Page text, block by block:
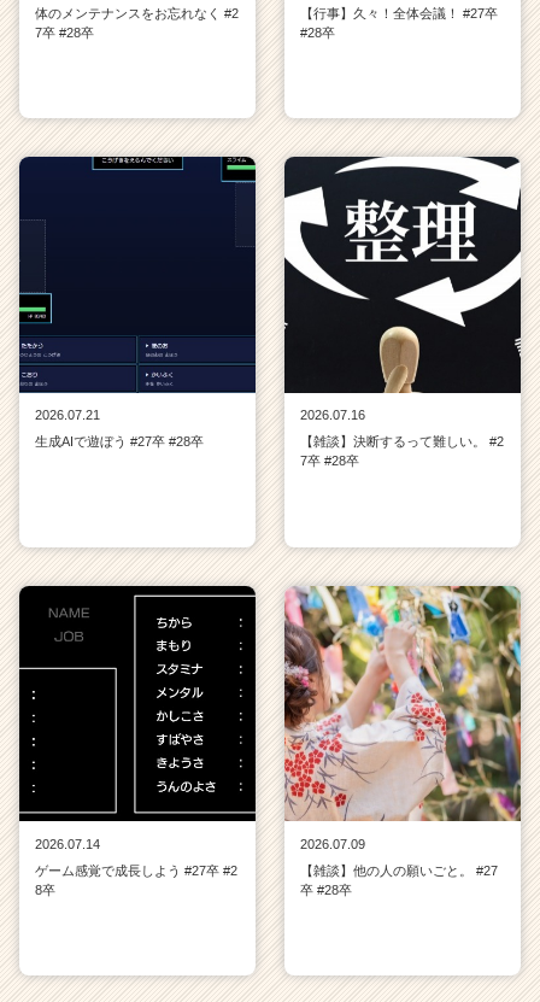
体のメンテナンスをお忘れなく #2
7卒 #28卒
【行事】久々！全体会議！ #27卒
#28卒
2026.07.21
生成AIで遊ぼう #27卒 #28卒
2026.07.16
【雑談】決断するって難しい。 #2
7卒 #28卒
2026.07.14
ゲーム感覚で成長しよう #27卒 #2
8卒
2026.07.09
【雑談】他の人の願いごと。 #27
卒 #28卒